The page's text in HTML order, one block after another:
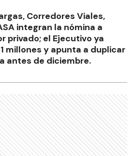
Corredores Viales,
integran la nómina a
privado; el Ejecutivo ya
millones y apunta a duplicar
antes de diciembre.